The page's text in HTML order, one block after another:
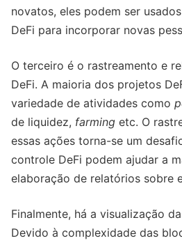
novatos, eles podem ser
DeFi para incorporar novas
O terceiro é o rastreamento e
DeFi. A maioria dos projetos
variedade de atividades como
de liquidez, farming etc. O
essas ações torna-se um
controle DeFi podem ajudar a
elaboração de relatórios sobre
Finalmente, há a visualização
Devido à complexidade das